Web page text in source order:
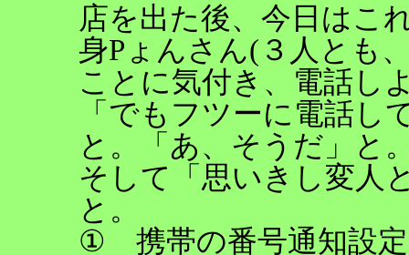
店を出た後、今日はこ
身Pょんさん(３人とも
ことに気付き、電話し
「でもフツーに電話し
と。「あ、そうだ」と
そして「思いきし変人
と。
① 携帯の番号通知設定